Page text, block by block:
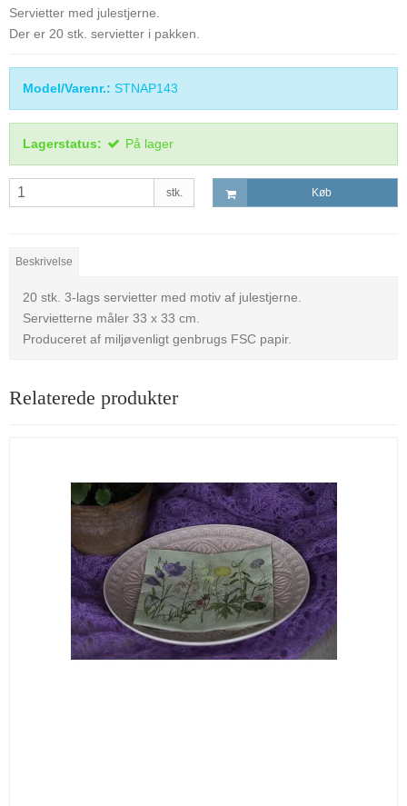
Servietter med julestjerne.
Der er 20 stk. servietter i pakken.
Model/Varenr.: STNAP143
Lagerstatus: På lager
stk. Køb
Beskrivelse
20 stk. 3-lags servietter med motiv af julestjerne.
Servietterne måler 33 x 33 cm.
Produceret af miljøvenligt genbrugs FSC papir.
Relaterede produkter